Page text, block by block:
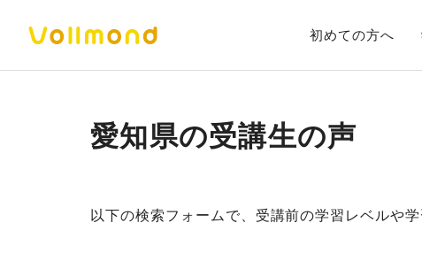
初めての方へ
愛知県
以下の検索フォームで、受講前の学習レベルや